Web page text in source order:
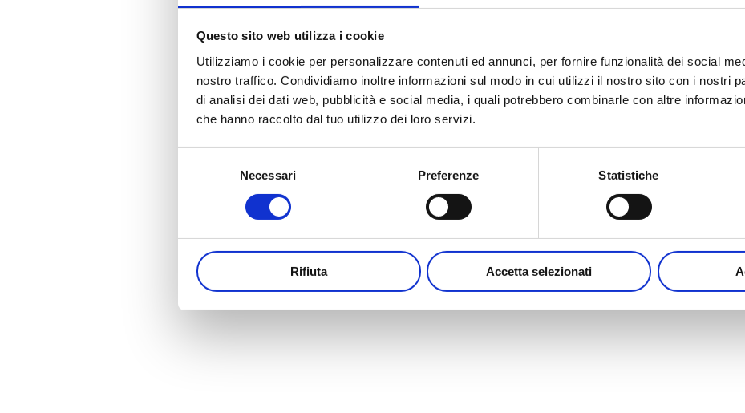
Questo sito web utilizza i cookie
Utilizziamo i cookie per personalizzare contenuti ed annunci, per fornire funzionalità dei social
nostro traffico. Condividiamo inoltre informazioni sul modo in cui utilizzi il nostro sito con i nostri
di analisi dei dati web, pubblicità e social media, i quali potrebbero combinarle con altre
che hanno raccolto dal tuo utilizzo dei loro servizi.
Necessari Preferenze Statistiche
Rifiuta Accetta selezionati